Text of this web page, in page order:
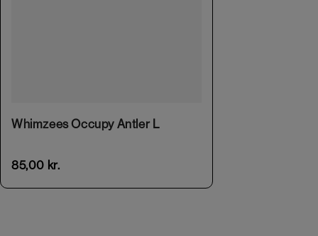
Whimzees Occupy Antler L
85,00 kr.